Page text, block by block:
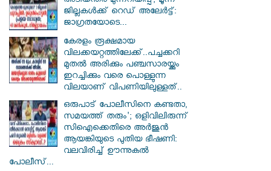
ജില്ലകൾക്ക് റെഡ് അലേർട്ട്:
ജാഗ്രതയോടെ...
കേരളം രൂക്ഷമായ
വിലക്കയറ്റത്തിലേക്ക്..പച്ചക്കറി
മുതൽ അരിക്കും പഞ്ചസാരയ്ക്കും
ഇറച്ചിക്കും വരെ പൊള്ളുന്ന
വിലയാണ് വിപണിയിലുള്ളത്..
ഒരുപാട് പോലീസിനെ കണ്ടതാ,
സമയത്ത് തരും'; ഒളിവിലിരുന്ന്
സിഐക്കെതിരെ അർജുൻ
ആയങ്കിയുടെ പുതിയ ഭീഷണി:
വലവിരിച്ച് ഊന്നുകൽ
പോലീസ്...